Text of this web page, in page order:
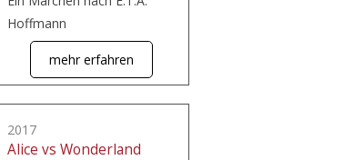
Hoffmann
mehr erfahren
2017
Alice vs Wonderland